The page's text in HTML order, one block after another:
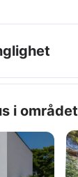
i området